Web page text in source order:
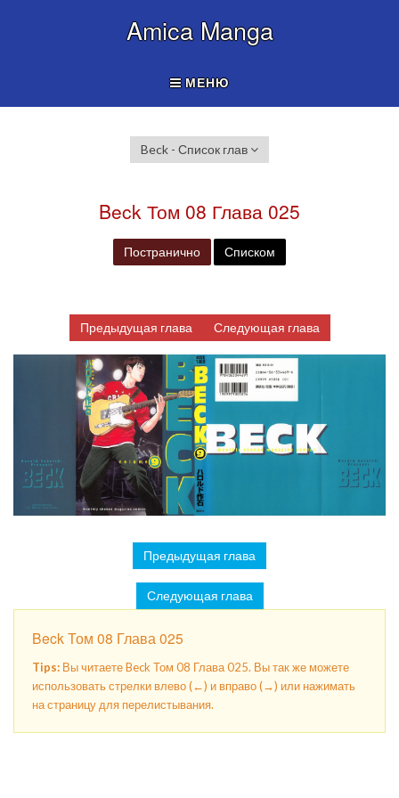
Amica Manga
МЕНЮ
Beck - Список глав
Beck Том 08 Глава 025
Постранично Списком
Предыдущая глава Следующая глава
Предыдущая глава
Следующая глава
Beck Том 08 Глава 025
Tips: Вы читаете Beck Том 08 Глава 025. Вы так же можете
использовать стрелки влево (←) и вправо (→) или нажимать
на страницу для перелистывания.